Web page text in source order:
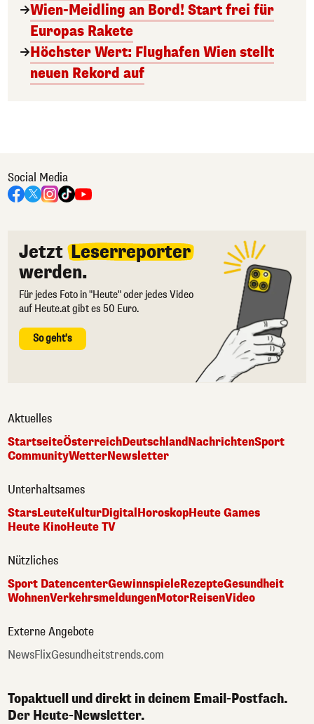
Wien-Meidling an Bord! Start frei für
Europas Rakete
Höchster Wert: Flughafen Wien stellt
neuen Rekord auf
Social Media
Jetzt Leserreporter
werden.
Für jedes Foto in "Heute" oder jedes Video
auf Heute.at gibt es 50 Euro.
So geht's
Aktuelles
StartseiteÖsterreichDeutschlandNachrichtenSport
CommunityWetterNewsletter
Unterhaltsames
StarsLeuteKulturDigitalHoroskopHeute Games
Heute KinoHeute TV
Nützliches
Sport DatencenterGewinnspieleRezepteGesundheit
WohnenVerkehrsmeldungenMotorReisenVideo
Externe Angebote
NewsFlixGesundheitstrends.com
Topaktuell und direkt in deinem Email-Postfach.
Der Heute-Newsletter.